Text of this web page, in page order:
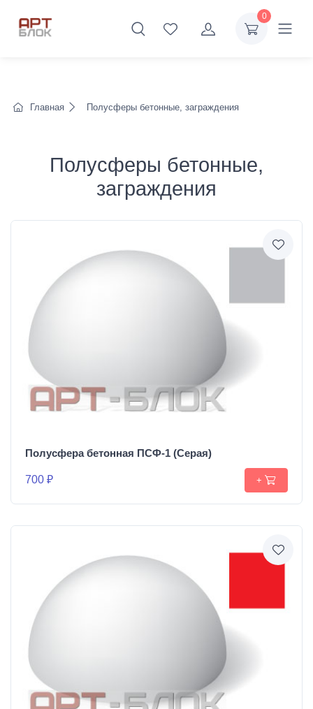
0
Главная Полусферы бетонные, заграждения
Полусферы бетонные,
заграждения
Полусфера бетонная ПСФ-1 (Серая)
700 ₽ +